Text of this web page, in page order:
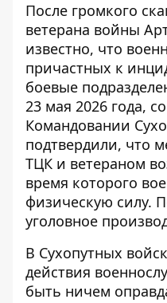
После громкого
ветерана войны
известно, что
причастных к
боевые
23 мая 2026 года,
Командовании
подтвердили, что
ТЦК и ветераном
время которого
физическую силу.
уголовное
В Сухопутных
действия
быть ничем